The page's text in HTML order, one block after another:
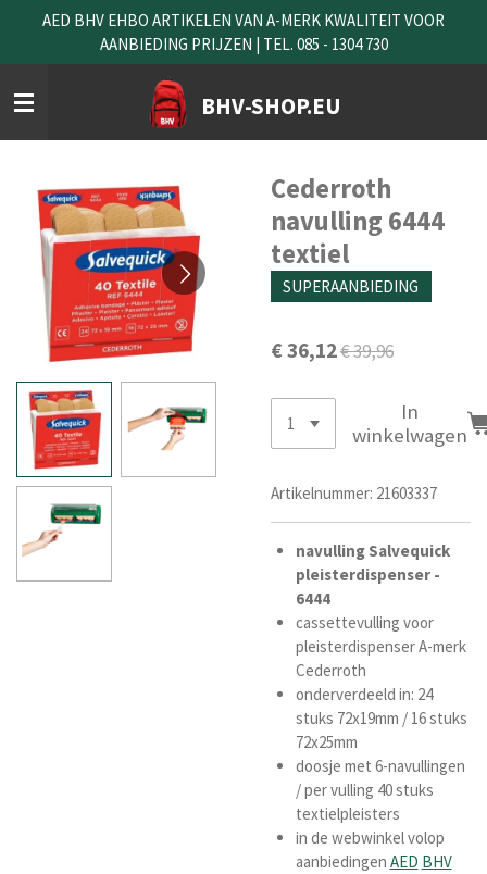
naar
de
hoofdinhoud
BHV-SHOP.EU
AED BHV EHBO ARTIKELEN VAN A-MERK KWALITEIT VOOR
AANBIEDING PRIJZEN | TEL. 085 - 1304 730
Cederroth
navulling 6444
textiel
SUPERAANBIEDING
€ 36,12€ 39,96
In
winkelwagen
Artikelnummer: 21603337
navulling Salvequick
pleisterdispenser -
6444
cassettevulling voor
pleisterdispenser A-merk
Cederroth
onderverdeeld in: 24
stuks 72x19mm / 16 stuks
72x25mm
doosje met 6-navullingen
/ per vulling 40 stuks
textielpleisters
in de webwinkel volop
aanbiedingen AED BHV